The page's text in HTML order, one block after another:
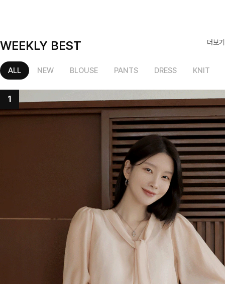
WEEKLY BEST 더보기
ALL NEW BLOUSE PANTS DRESS KNIT